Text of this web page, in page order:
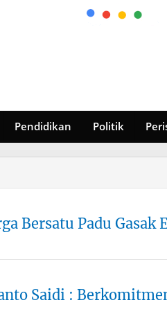
Pendidikan Politik
Bersatu Padu Gasak
Saidi :